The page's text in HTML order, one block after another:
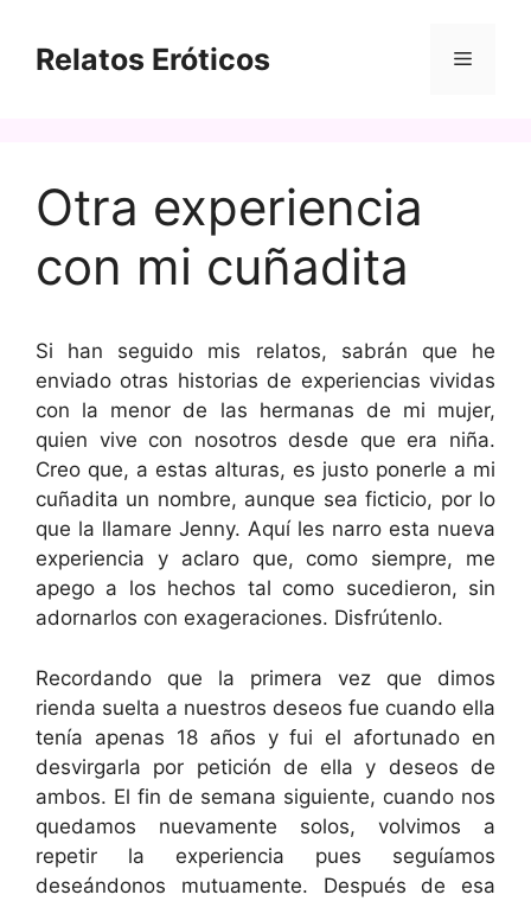
contenido
Relatos Eróticos Menú
Otra experiencia
con mi cuñadita
Si han seguido mis relatos, sabrán que he
enviado otras historias de experiencias vividas
con la menor de las hermanas de mi mujer,
quien vive con nosotros desde que era niña.
Creo que, a estas alturas, es justo ponerle a mi
cuñadita un nombre, aunque sea ficticio, por lo
que la llamare Jenny. Aquí les narro esta nueva
experiencia y aclaro que, como siempre, me
apego a los hechos tal como sucedieron, sin
adornarlos con exageraciones. Disfrútenlo.
Recordando que la primera vez que dimos
rienda suelta a nuestros deseos fue cuando ella
tenía apenas 18 años y fui el afortunado en
desvirgarla por petición de ella y deseos de
ambos. El fin de semana siguiente, cuando nos
quedamos nuevamente solos, volvimos a
repetir la experiencia pues seguíamos
deseándonos mutuamente. Después de esa